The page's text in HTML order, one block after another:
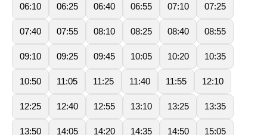
06:10 06:25 06:40 06:55 07:10 07:25
07:40 07:55 08:10 08:25 08:40 08:55
09:10 09:25 09:45 10:05 10:20 10:35
10:50 11:05 11:25 11:40 11:55 12:10
12:25 12:40 12:55 13:10 13:25 13:35
13:50 14:05 14:20 14:35 14:50 15:05